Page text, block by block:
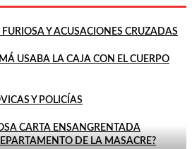
Y ACUSACIONES CRUZADAS
USABA LA CAJA CON EL CUERPO
Y POLICÍAS
CARTA ENSANGRENTADA
DE LA MASACRE?